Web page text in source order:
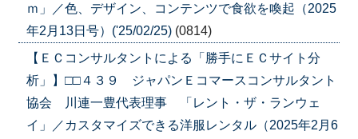
ｍ」／色、デザイン、コンテンツで食欲を喚起（2025
年2月13日号）('25/02/25) (0814)
【ＥＣコンサルタントによる「勝手にＥＣサイト分
析」】□□４３９ ジャパンＥコマースコンサルタント
協会 川連一豊代表理事 「レント・ザ・ランウェ
イ」／カスタマイズできる洋服レンタル（2025年2月6